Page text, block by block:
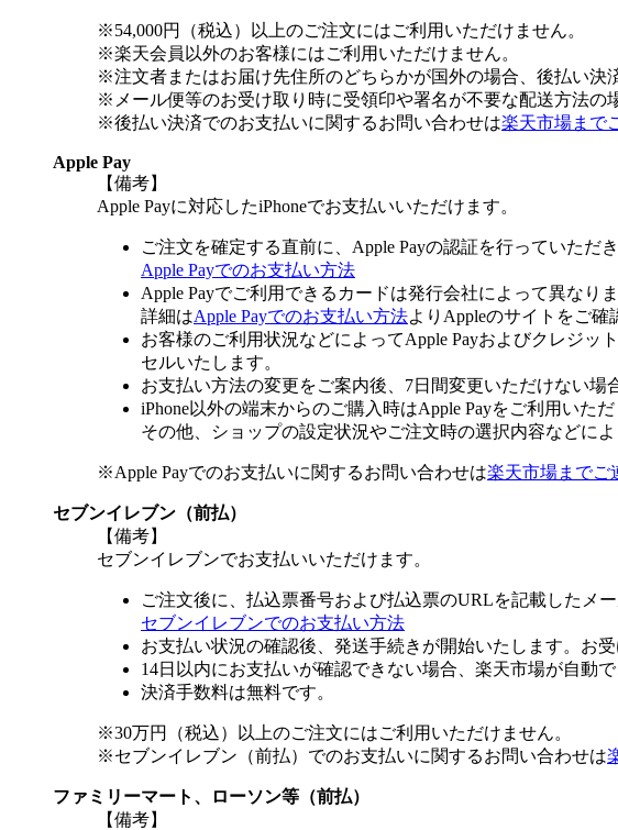
※54,000円（税込）以上のご注文にはご利用いただけません。
※楽天会員以外のお客様にはご利用いただけません。
※注文者またはお届け先住所のどちらかが国外の場合、後払い決
※メール便等のお受け取り時に受領印や署名が不要な配送方法の
※後払い決済でのお支払いに関するお問い合わせは楽天市場まで
Apple Pay
【備考】
Apple Payに対応したiPhoneでお支払いいただけます。
ご注文を確定する直前に、Apple Payの認証を行っていただき
Apple Payでのお支払い方法
Apple Payでご利用できるカードは発行会社によって異なりま
詳細はApple Payでのお支払い方法よりAppleのサイトをご確
お客様のご利用状況などによってApple Payおよびクレジ
セルいたします。
お支払い方法の変更をご案内後、7日間変更いただけない場
iPhone以外の端末からのご購入時はApple Payをご利用いた
その他、ショップの設定状況やご注文時の選択内容などに
※Apple Payでのお支払いに関するお問い合わせは楽天市場までご
セブンイレブン（前払）
【備考】
セブンイレブンでお支払いいただけます。
ご注文後に、払込票番号および払込票のURLを記載したメ
セブンイレブンでのお支払い方法
お支払い状況の確認後、発送手続きが開始いたします。お
14日以内にお支払いが確認できない場合、楽天市場が自動
決済手数料は無料です。
※30万円（税込）以上のご注文にはご利用いただけません。
※セブンイレブン（前払）でのお支払いに関するお問い合わせは
ファミリーマート、ローソン等（前払）
【備考】